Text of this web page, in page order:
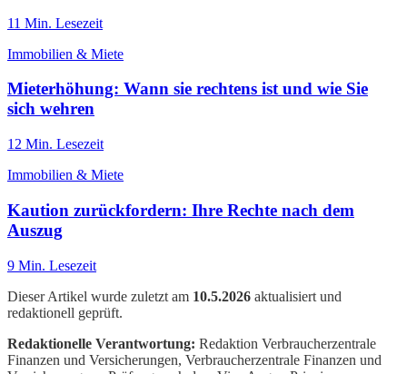
11 Min. Lesezeit
Immobilien & Miete
Mieterhöhung: Wann sie rechtens ist und wie Sie
sich wehren
12 Min. Lesezeit
Immobilien & Miete
Kaution zurückfordern: Ihre Rechte nach dem
Auszug
9 Min. Lesezeit
Dieser Artikel wurde zuletzt am 10.5.2026 aktualisiert und
redaktionell geprüft.
Redaktionelle Verantwortung: Redaktion Verbraucherzentrale
Finanzen und Versicherungen, Verbraucherzentrale Finanzen und